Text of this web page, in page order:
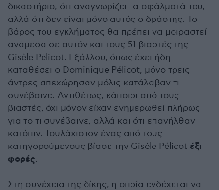
δικαστήριο, ότι αναγνωρίζει τα σφάλματά του,
αλλά ότι δεν είναι μόνο αυτός ο δράστης. Το
βάρος του εγκλήματος θα πρέπει να μοιραστεί
ανάμεσα σε αυτόν και τους 51 βιαστές της
Gisèle Pélicot. Εξάλλου, όπως έχει ήδη
καταθέσει ο Dominique Pélicot, μόνο τρεις
άντρες απεχώρησαν μόλις κατάλαβαν τι
συνέβαινε. Αντιθέτως, κάποιοι από τους
βιαστές, όχι μόνον είχαν ενημερωθεί πλήρως
για το τι συνέβαινε, αλλά και ότι επανήλθαν
κατόπιν. Τουλάχιστον ένας από τους
κατηγορούμενους βίασε την Gisèle Pélicot έξι
φορές.
Στη συνέχεια της δίκης, η οποία ενδέχεται να